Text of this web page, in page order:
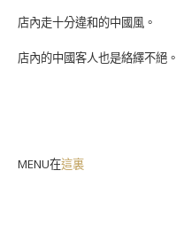
店內走十分違和的中國風。
店內的中國客人也是絡繹不絕。
MENU在這裏